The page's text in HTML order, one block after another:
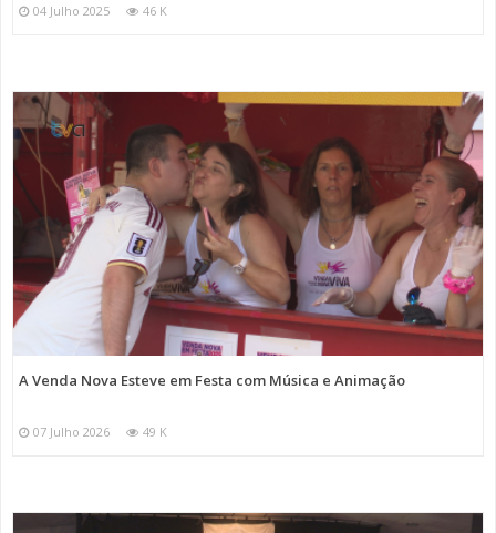
04 Julho 2025 46 K
A Venda Nova Esteve em Festa com Música e Animação
07 Julho 2026 49 K